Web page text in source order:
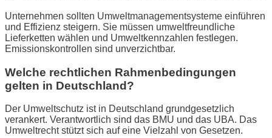
Unternehmen sollten Umweltmanagementsysteme einführen
und Effizienz steigern. Sie müssen umweltfreundliche
Lieferketten wählen und Umweltkennzahlen festlegen.
Emissionskontrollen sind unverzichtbar.
Welche rechtlichen Rahmenbedingungen
gelten in Deutschland?
Der Umweltschutz ist in Deutschland grundgesetzlich
verankert. Verantwortlich sind das BMU und das UBA. Das
Umweltrecht stützt sich auf eine Vielzahl von Gesetzen.